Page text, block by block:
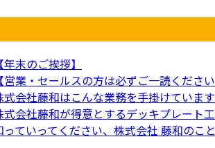
【年末のご挨拶】
【営業・セールスの方は必ずご一読ください
式会社藤和はこんな業務を手掛けています
式会社藤和が得意とするデッキプレート
っていってください、株式会社 藤和のこと